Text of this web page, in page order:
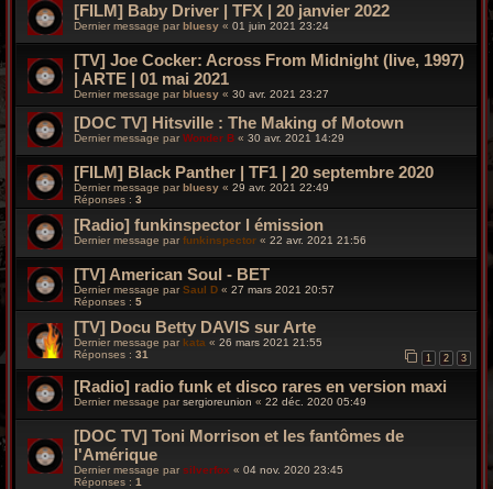
[FILM] Baby Driver | TFX | 20 janvier 2022
Dernier message par bluesy « 01 juin 2021 23:24
[TV] Joe Cocker: Across From Midnight (live, 1997)
| ARTE | 01 mai 2021
Dernier message par bluesy « 30 avr. 2021 23:27
[DOC TV] Hitsville : The Making of Motown
Dernier message par Wonder B « 30 avr. 2021 14:29
[FILM] Black Panther | TF1 | 20 septembre 2020
Dernier message parbluesy « 29 avr. 2021 22:49
Réponses : 3
[Radio] funkinspector l émission
Dernier message par funkinspector « 22 avr. 2021 21:56
[TV] American Soul - BET
Dernier message parSaul D « 27 mars 2021 20:57
Réponses : 5
[TV] Docu Betty DAVIS sur Arte
Dernier message par kata « 26 mars 2021 21:55
Réponses : 31 1 2 3
[Radio] radio funk et disco rares en version maxi
Dernier message parsergioreunion « 22 déc. 2020 05:49
[DOC TV] Toni Morrison et les fantômes de
l'Amérique
Dernier message par silverfox « 04 nov. 2020 23:45
Réponses : 1